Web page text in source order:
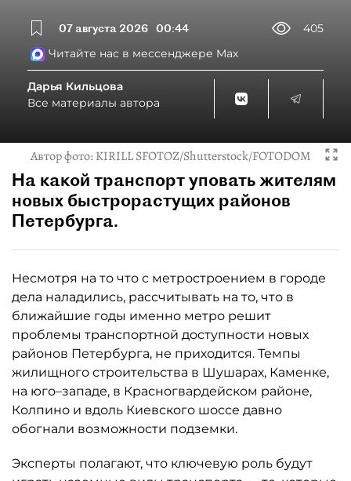
07 августа 2026 00:44
405
Читайте нас в мессенджере Max
Дарья Кильцова
Все материалы автора
Автор фото:KIRILL SFOTOZ/Shutterstock/FOTODOM
На какой транспорт уповать жителям
новых быстрорастущих районов
Петербурга.
Несмотря на то что с метростроением в городе
дела наладились, рассчитывать на то, что в
ближайшие годы именно метро решит
проблемы транспортной доступности новых
районов Петербурга, не приходится. Темпы
жилищного строительства в Шушарах, Каменке,
на юго–западе, в Красногвардейском районе,
Колпино и вдоль Киевского шоссе давно
обогнали возможности подземки.
Эксперты полагают, что ключевую роль будут